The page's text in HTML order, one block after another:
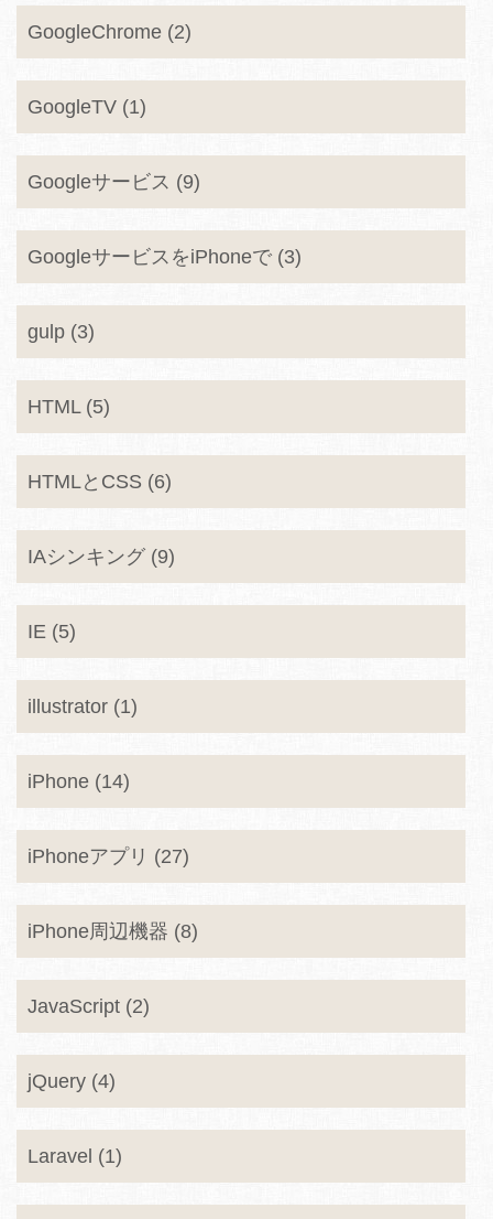
GoogleChrome (2)
GoogleTV (1)
Googleサービス (9)
GoogleサービスをiPhoneで (3)
gulp (3)
HTML (5)
HTMLとCSS (6)
IAシンキング (9)
IE (5)
illustrator (1)
iPhone (14)
iPhoneアプリ (27)
iPhone周辺機器 (8)
JavaScript (2)
jQuery (4)
Laravel (1)